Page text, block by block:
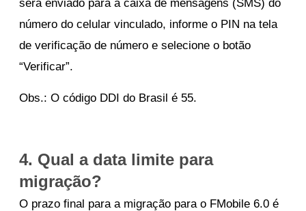
será enviado para a caixa de mensagens (SMS) do
número do celular vinculado, informe o PIN na tela
de verificação de número e selecione o botão
“Verificar”.
Obs.: O código DDI do Brasil é 55.
4. Qual a data limite para
migração?
O prazo final para a migração para o FMobile 6.0 é